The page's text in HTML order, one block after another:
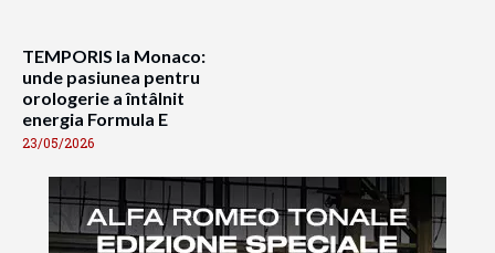
TEMPORIS la Monaco:
unde pasiunea pentru
orologerie a întâlnit
energia Formula E
23/05/2026